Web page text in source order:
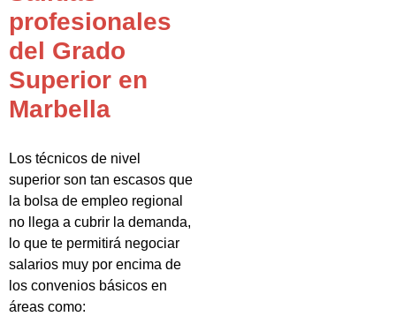
profesionales
del Grado
Superior en
Marbella
Los técnicos de nivel
superior son tan escasos que
la bolsa de empleo regional
no llega a cubrir la demanda,
lo que te permitirá negociar
salarios muy por encima de
los convenios básicos en
áreas como: